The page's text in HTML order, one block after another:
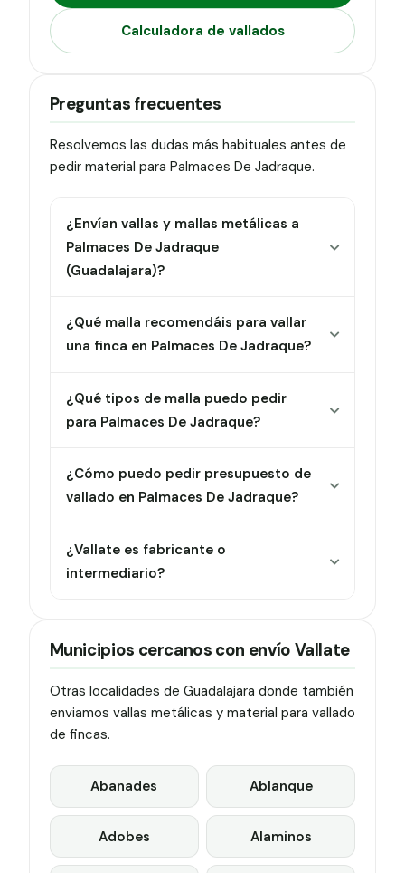
Calculadora de vallados
Preguntas frecuentes
Resolvemos las dudas más habituales antes de
pedir material para Palmaces De Jadraque.
¿Envían vallas y mallas metálicas a
Palmaces De Jadraque
(Guadalajara)?
¿Qué malla recomendáis para vallar
una finca en Palmaces De Jadraque?
¿Qué tipos de malla puedo pedir
para Palmaces De Jadraque?
¿Cómo puedo pedir presupuesto de
vallado en Palmaces De Jadraque?
¿Vallate es fabricante o
intermediario?
Municipios cercanos con envío Vallate
Otras localidades de Guadalajara donde también
enviamos vallas metálicas y material para vallado
de fincas.
Abanades Ablanque
Adobes Alaminos